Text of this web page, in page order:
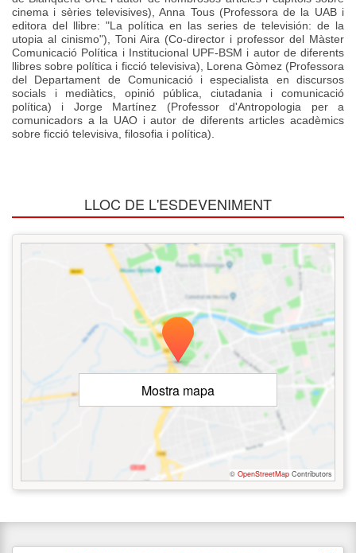
cinema i sèries televisives), Anna Tous (Professora de la UAB i
editora del llibre: "La política en las series de televisión: de la
utopia al cinismo"), Toni Aira (Co-director i professor del Màster
Comunicació Política i Institucional UPF-BSM i autor de diferents
llibres sobre política i ficció televisiva), Lorena Gòmez (Professora
del Departament de Comunicació i especialista en discursos
socials i mediàtics, opinió pública, ciutadania i comunicació
política) i Jorge Martínez (Professor d'Antropologia per a
comunicadors a la UAO i autor de diferents articles acadèmics
sobre ficció televisiva, filosofia i política).
LLOC DE L'ESDEVENIMENT
Mostra mapa
© OpenStreetMap Contributors